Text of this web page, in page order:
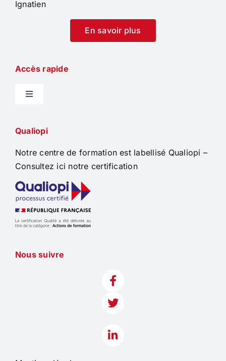
Ignatien
En savoir plus
Accès rapide
Navigation
bascule
Formations
Qui sommes-nous
Actualités
Contact
Qualiopi
Notre centre de formation est labellisé Qualiopi –
Consultez ici notre certification
Nous suivre